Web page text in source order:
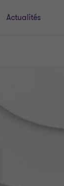
Actualités